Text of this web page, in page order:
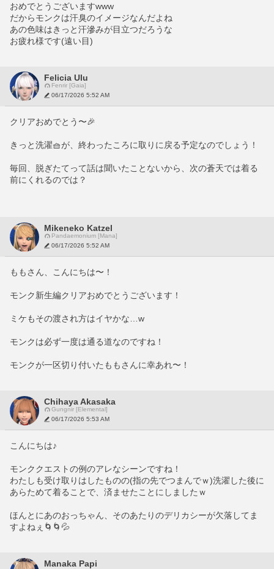
おめでとうございますwww
だからモンクは汗臭のイメージなんだよね
あの色味はきっと汗滲みが目立つだろうな
お疲れ様です(遠い目)
Felicia Ulu
Fenrir [Gaia]
06/17/2026 5:52 AM
クリアおめでとう〜🎉
きっと洗濯🧺が、終わったころに取りに戻る予定なのでしょう！
毎回、脱ぎたてって話は聞いたことないから、次の蒼天では着る
前にくれるのでは？
Mikeneko Katzel
Pandaemonium [Mana]
06/17/2026 5:52 AM
ももさん、こんにちは〜！
モンク新生編クリアおめでとうございます！
ミケもその渡され方はイヤかな…w
モンクは必ず一度は通る道なのですね！
モンクが一区切り付いたももさんに幸あれ〜！
Chihaya Akasaka
Gungnir [Elemental]
06/17/2026 5:53 AM
こんにちは♪
モンククエストの例のアレなシーンですね！
わたしも受け取りはしたものの(指の先でつまんでｗ)洗濯した後に
あらためて着ることで、済ませたことにしましたｗ
ほんとにあのおっちゃん、そのあたりのデリカシーが欠落してま
すよねぇ🌀🌀💦
Manaka Papi